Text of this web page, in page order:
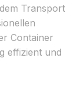
Transport
Container
effizient und